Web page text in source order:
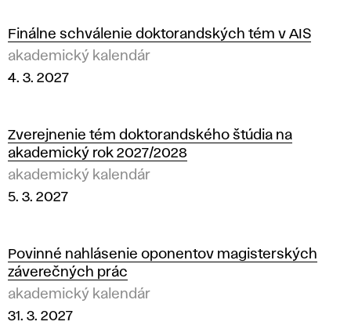
Finálne schválenie doktorandských tém v AIS
akademický kalendár
4. 3. 2027
Zverejnenie tém doktorandského štúdia na
akademický rok 2027/2028
akademický kalendár
5. 3. 2027
Povinné nahlásenie oponentov magisterských
záverečných prác
akademický kalendár
31. 3. 2027